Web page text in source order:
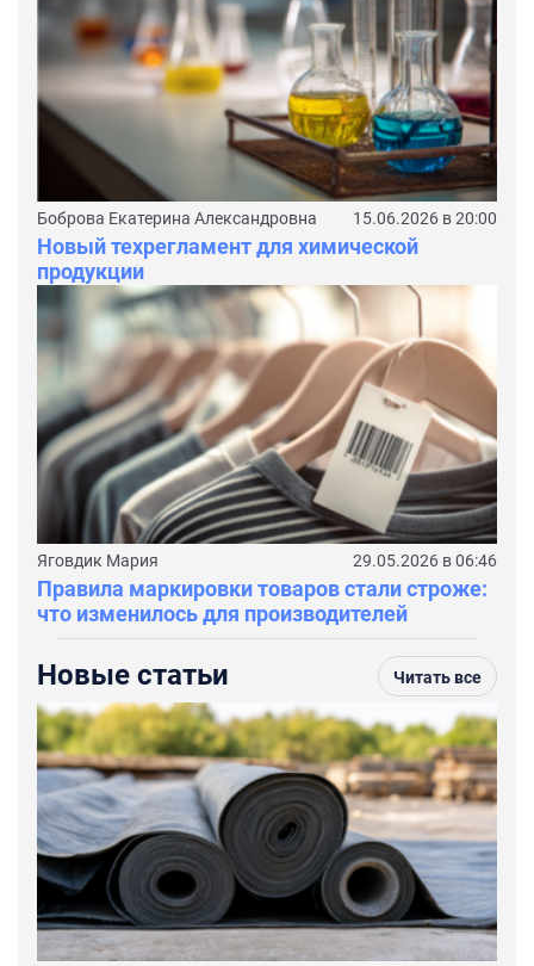
Боброва Екатерина Александровна 15.06.2026 в 20:00
Новый техрегламент для химической
продукции
Яговдик Мария 29.05.2026 в 06:46
Правила маркировки товаров стали строже:
что изменилось для производителей
Новые статьи Читать все